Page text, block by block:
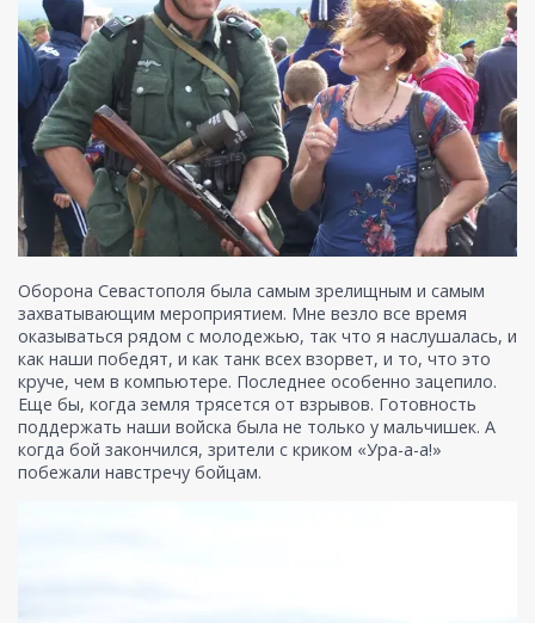
Оборона Севастополя была самым зрелищным и самым
захватывающим мероприятием. Мне везло все время
оказываться рядом с молодежью, так что я наслушалась, и
как наши победят, и как танк всех взорвет, и то, что это
круче, чем в компьютере. Последнее особенно зацепило.
Еще бы, когда земля трясется от взрывов. Готовность
поддержать наши войска была не только у мальчишек. А
когда бой закончился, зрители с криком «Ура-а-а!»
побежали навстречу бойцам.